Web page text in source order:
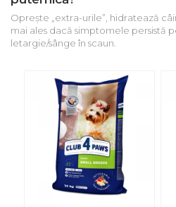
Oprește „extra-urile”, hidratează
mai ales dacă simptomele persistă
letargie/sânge în scaun.